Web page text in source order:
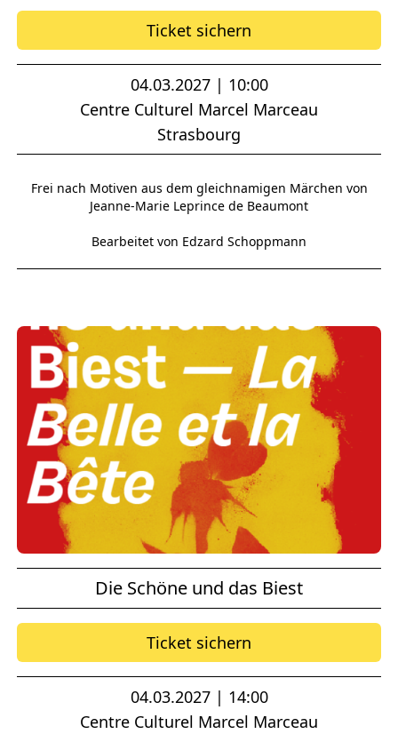
Ticket sichern
04.03.2027 | 10:00
Centre Culturel Marcel Marceau
Strasbourg
Frei nach Motiven aus dem gleichnamigen Märchen von
Jeanne-Marie Leprince de Beaumont
Bearbeitet von Edzard Schoppmann
Die Schöne und das Biest
Ticket sichern
04.03.2027 | 14:00
Centre Culturel Marcel Marceau